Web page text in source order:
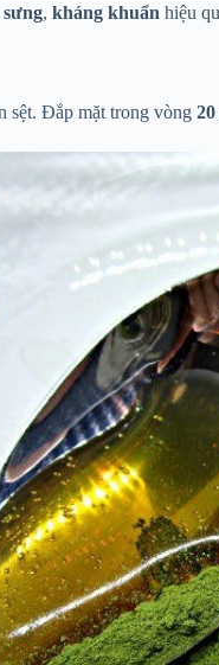
sưng, kháng khuẩn hiệu
sệt. Đắp mặt trong vòng